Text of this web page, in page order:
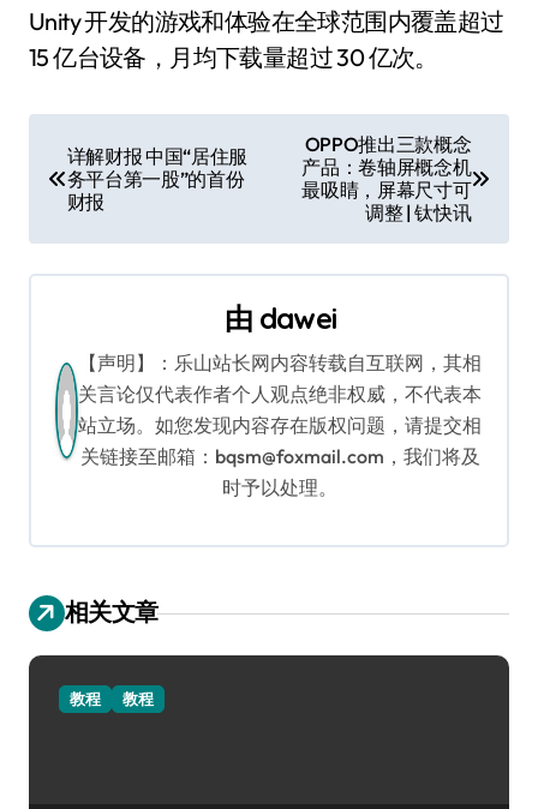
Unity 开发的游戏和体验在全球范围内覆盖超过
15 亿台设备，月均下载量超过 30 亿次。
章
导
航
详解财报 中国“居住服
务平台第一股”的首份
财报
OPPO推出三款概念
产品：卷轴屏概念机
最吸睛，屏幕尺寸可
调整 | 钛快讯
由 dawei
【声明】：乐山站长网内容转载自互联网，其相
关言论仅代表作者个人观点绝非权威，不代表本
站立场。如您发现内容存在版权问题，请提交相
关链接至邮箱：bqsm@foxmail.com，我们将及
时予以处理。
相关文章
教程 教程